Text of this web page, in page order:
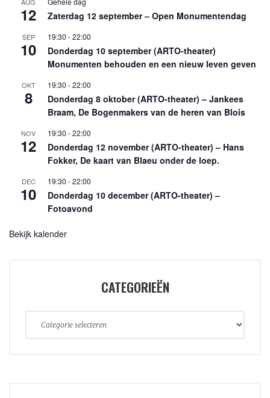
12 Zaterdag 12 september – Open Monumentendag
SEP
10
19:30 -22:00
Donderdag 10 september (ARTO-theater)
Monumenten behouden en een nieuw leven geven
OKT
8
19:30 -22:00
Donderdag 8 oktober (ARTO-theater) – Jankees
Braam, De Bogenmakers van de heren van Blois
NOV
12
19:30 -22:00
Donderdag 12 november (ARTO-theater) – Hans
Fokker, De kaart van Blaeu onder de loep.
DEC
10
19:30 -22:00
Donderdag 10 december (ARTO-theater) –
Fotoavond
Bekijk kalender
CATEGORIEËN
Categorieën